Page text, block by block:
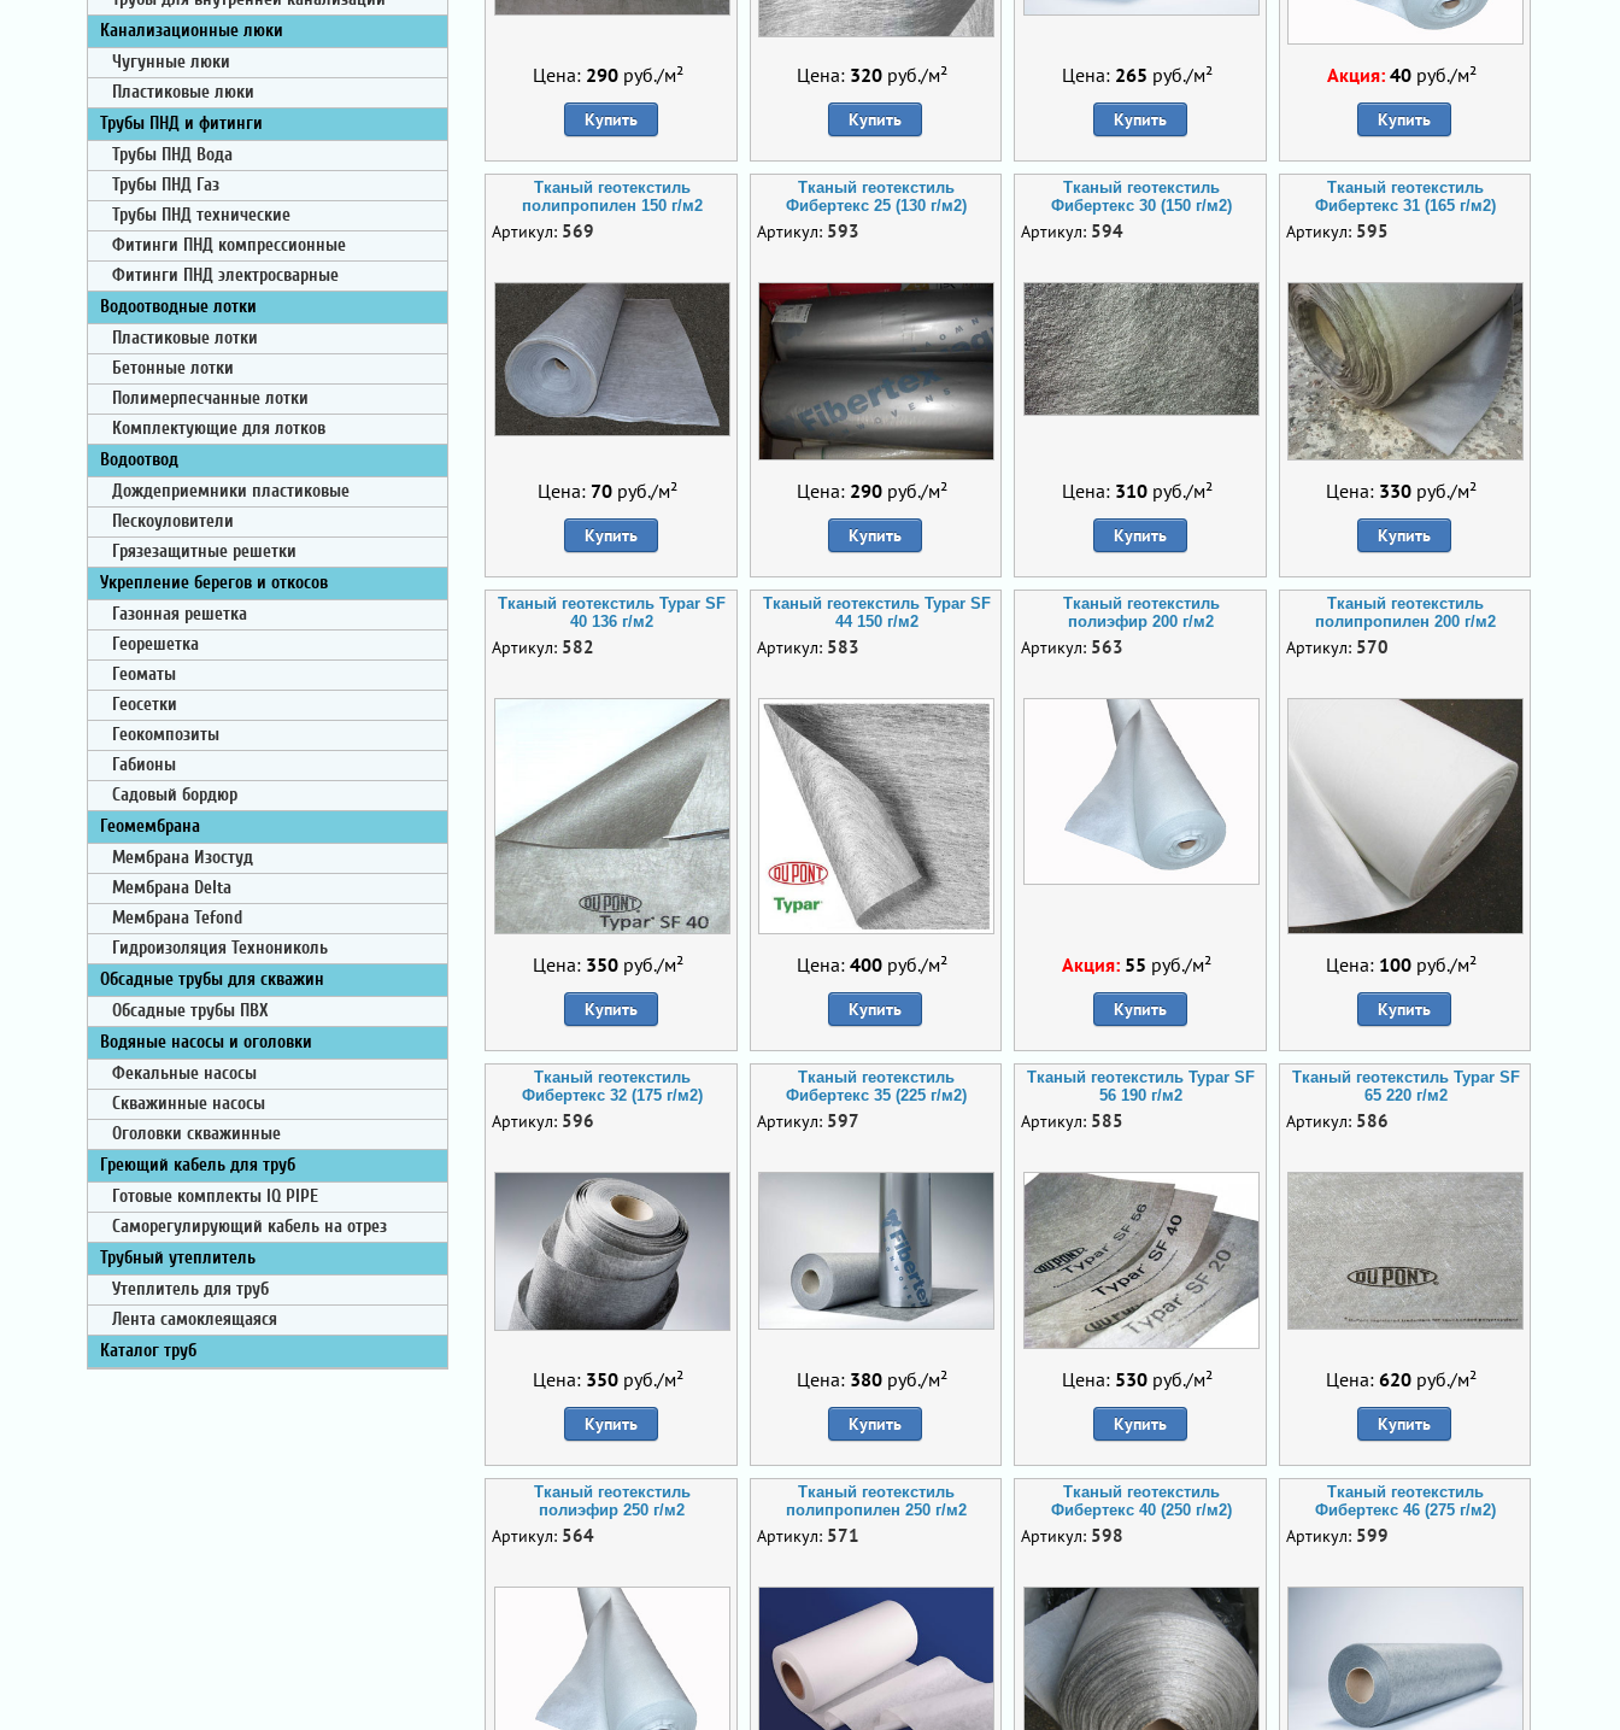
Канализационные люки
Чугунные люки
Пластиковые люки
Трубы ПНД и фитинги
Трубы ПНД Вода
Трубы ПНД Газ
Трубы ПНД технические
Фитинги ПНД компрессионные
Фитинги ПНД электросварные
Водоотводные лотки
Пластиковые лотки
Бетонные лотки
Полимерпесчанные лотки
Комплектующие для лотков
Водоотвод
Дождеприемники пластиковые
Пескоуловители
Грязезащитные решетки
Укрепление берегов и откосов
Газонная решетка
Георешетка
Геоматы
Геосетки
Геокомпозиты
Габионы
Садовый бордюр
Геомембрана
Мембрана Изостуд
Мембрана Delta
Мембрана Tefond
Гидроизоляция Технониколь
Обсадные трубы для скважин
Обсадные трубы ПВХ
Водяные насосы и оголовки
Фекальные насосы
Скважинные насосы
Оголовки скважинные
Греющий кабель для труб
Готовые комплекты IQ PIPE
Саморегулирующий кабель на отрез
Трубный утеплитель
Утеплитель для труб
Лента самоклеящаяся
Каталог труб
Цена: 290руб./м²
Купить
Цена: 320 руб./м²
Купить
Цена: 265 руб./м²
Купить
Акция: 40руб./м²
Купить
Тканый геотекстиль
полипропилен 150 г/м2
Артикул: 569
Цена: 70 руб./м²
Купить
Тканый геотекстиль
Фибертекс 25 (130 г/м2)
Артикул: 593
Цена: 290 руб./м²
Купить
Тканый геотекстиль
Фибертекс 30 (150 г/м2)
Артикул: 594
Цена: 310руб./м²
Купить
Тканый геотекстиль
Фибертекс 31 (165 г/м2)
Артикул: 595
Цена: 330 руб./м²
Купить
Тканый геотекстиль Typar SF
40 136 г/м2
Артикул: 582
Цена: 350руб./м²
Купить
Тканый геотекстиль Typar SF
44 150 г/м2
Артикул: 583
Цена:400 руб./м²
Купить
Тканый геотекстиль
полиэфир 200 г/м2
Артикул: 563
Акция: 55 руб./м²
Купить
Тканый геотекстиль
полипропилен 200 г/м2
Артикул: 570
Цена: 100 руб./м²
Купить
Тканый геотекстиль
Фибертекс 32 (175 г/м2)
Артикул: 596
Цена: 350руб./м²
Купить
Тканый геотекстиль
Фибертекс 35 (225 г/м2)
Артикул: 597
Цена: 380 руб./м²
Купить
Тканый геотекстиль Typar SF
56 190 г/м2
Артикул: 585
Цена: 530руб./м²
Купить
Тканый геотекстиль Typar SF
65 220 г/м2
Артикул: 586
Цена:620 руб./м²
Купить
Тканый геотекстиль
полиэфир 250 г/м2
Артикул: 564
Тканый геотекстиль
полипропилен 250 г/м2
Артикул: 571
Тканый геотекстиль
Фибертекс 40 (250 г/м2)
Артикул: 598
Тканый геотекстиль
Фибертекс 46 (275 г/м2)
Артикул: 599